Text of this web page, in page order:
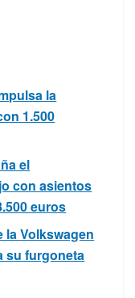
la
1.500
el
con asientos
euros
la Volkswagen
su furgoneta